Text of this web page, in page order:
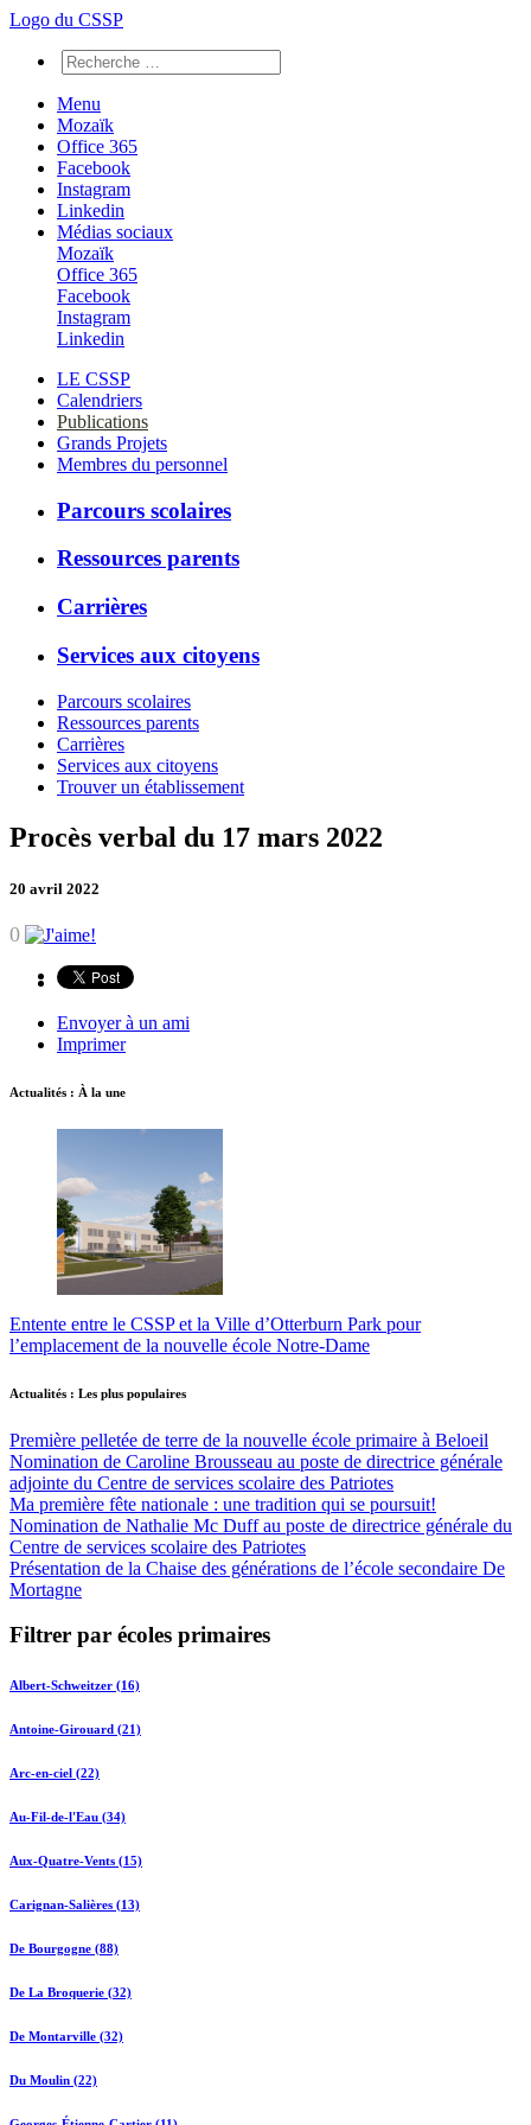
Logo du CSSP
Menu
Mozaïk
Office 365
Facebook
Instagram
Linkedin
Médias sociaux
Mozaïk
Office 365
Facebook
Instagram
Linkedin
LE CSSP
Calendriers
Publications
Grands Projets
Membres du personnel
Parcours scolaires
Ressources parents
Carrières
Services aux citoyens
Parcours scolaires
Ressources parents
Carrières
Services aux citoyens
Trouver un établissement
Procès verbal du 17 mars 2022
20 avril 2022
0
Envoyer à un ami
Imprimer
Actualités : À la une
Entente entre le CSSP et la Ville d’Otterburn Park pour
l’emplacement de la nouvelle école Notre-Dame
Actualités : Les plus populaires
Première pelletée de terre de la nouvelle école primaire à Beloeil
Nomination de Caroline Brousseau au poste de directrice générale
adjointe du Centre de services scolaire des Patriotes
Ma première fête nationale : une tradition qui se poursuit!
Nomination de Nathalie Mc Duff au poste de directrice générale du
Centre de services scolaire des Patriotes
Présentation de la Chaise des générations de l’école secondaire De
Mortagne
Filtrer par écoles primaires
Albert-Schweitzer (16)
Antoine-Girouard (21)
Arc-en-ciel (22)
Au-Fil-de-l'Eau (34)
Aux-Quatre-Vents (15)
Carignan-Salières (13)
De Bourgogne (88)
De La Broquerie (32)
De Montarville (32)
Du Moulin (22)